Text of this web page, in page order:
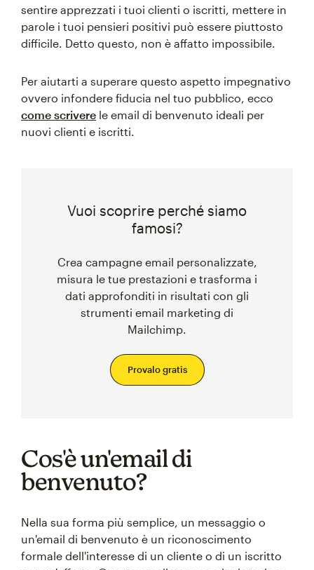
sentire apprezzati i tuoi clienti o iscritti, mettere in
parole i tuoi pensieri positivi può essere piuttosto
difficile. Detto questo, non è affatto impossibile.
Per aiutarti a superare questo aspetto impegnativo
ovvero infondere fiducia nel tuo pubblico, ecco
come scrivere le email di benvenuto ideali per
nuovi clienti e iscritti.
Vuoi scoprire perché siamo
famosi?
Crea campagne email personalizzate,
misura le tue prestazioni e trasforma i
dati approfonditi in risultati con gli
strumenti email marketing di
Mailchimp.
Provalo gratis
Cos'è un'email di
benvenuto?
Nella sua forma più semplice, un messaggio o
un'email di benvenuto è un riconoscimento
formale dell'interesse di un cliente o di un iscritto